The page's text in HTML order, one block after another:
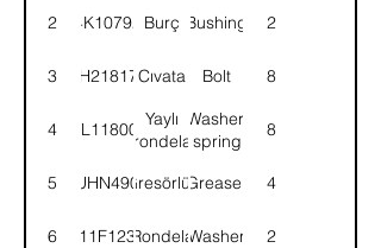
2 4K10792 Burç Bushing 2
3 BH218171Cıvata Bolt 8
4 WL118002
Yaylı
rondela
Washer,
spring
8
5 UHN490GresörlükGreaser 4
6 11F123RondelaWasher 2